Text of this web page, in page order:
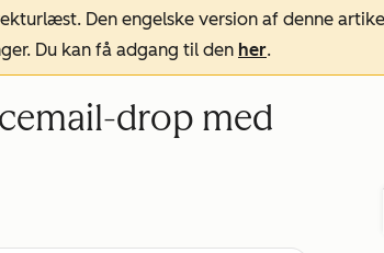
Den engelske version af denne
Du kan få adgang til den her.
drop med